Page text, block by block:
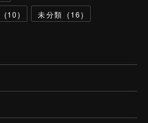
(10) 未分類 (16)